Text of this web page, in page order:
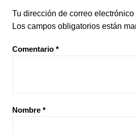
Tu dirección de correo
Los campos obligatorios están
Comentario *
Nombre *